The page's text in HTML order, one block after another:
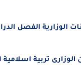
الوزارية الفصل الدراسى
تربية اسلامية